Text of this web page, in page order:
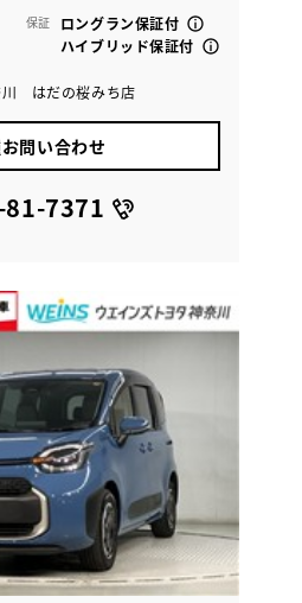
保証
ロングラン保証付
ハイブリッド保証付
川 はだの桜みち店
問い合わせ
7371